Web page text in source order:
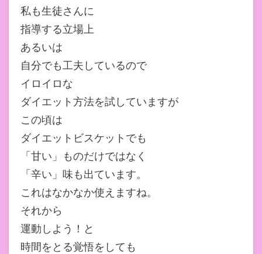
私も生徒さんに
指導する立場上
あるいは
自分でも工夫しているので
イロイロな
ダイエット方法を試していますが
この頃は
ダイエットビスケットでも
「甘い」ものだけではなく
「辛い」味も出ています。
これはなかなか使えますね。
それから
運動しよう！と
時間をとる覚悟をしても